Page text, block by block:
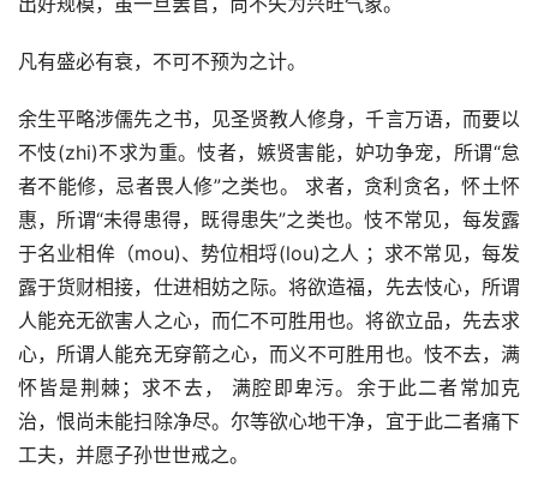
凡有盛必有衰，不可不预为之计。
余生平略涉儒先之书，见圣贤教人修身，千言万语，而要以
不忮(zhi)不求为重。忮者，嫉贤害能，妒功争宠，所谓“怠
者不能修，忌者畏人修”之类也。 求者，贪利贪名，怀土怀
惠，所谓“未得患得，既得患失”之类也。忮不常见，每发露
于名业相侔（mou)、势位相埒(lou)之人 ；求不常见，每发
露于货财相接，仕进相妨之际。将欲造福，先去忮心，所谓
人能充无欲害人之心，而仁不可胜用也。将欲立品，先去求
心，所谓人能充无穿箭之心，而义不可胜用也。忮不去，满
怀皆是荆棘；求不去， 满腔即卑污。余于此二者常加克
治，恨尚未能扫除净尽。尔等欲心地干净，宜于此二者痛下
工夫，并愿子孙世世戒之。